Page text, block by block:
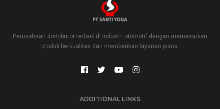
Perusahaan distributor terbaik di industri otomotif dengan memasarkan
produk berkualitas dan memberikan layanan prima.
ADDITIONAL LINKS